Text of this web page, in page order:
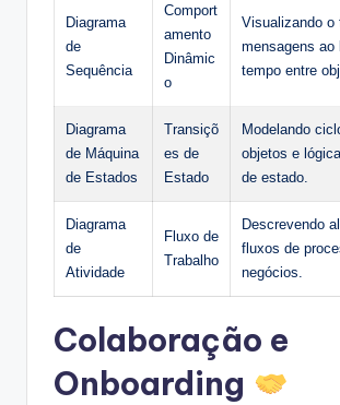
Diagrama
de
Sequência
Comport
amento
Dinâmic
o
Visualizando o
mensagens ao
tempo entre
Diagrama
de Máquina
de Estados
Transiçõ
es de
Estado
Modelando
objetos e
de estado.
Diagrama
de
Atividade
Fluxo de
Trabalho
Descrevendo
fluxos de
negócios.
Colaboração e
Onboarding